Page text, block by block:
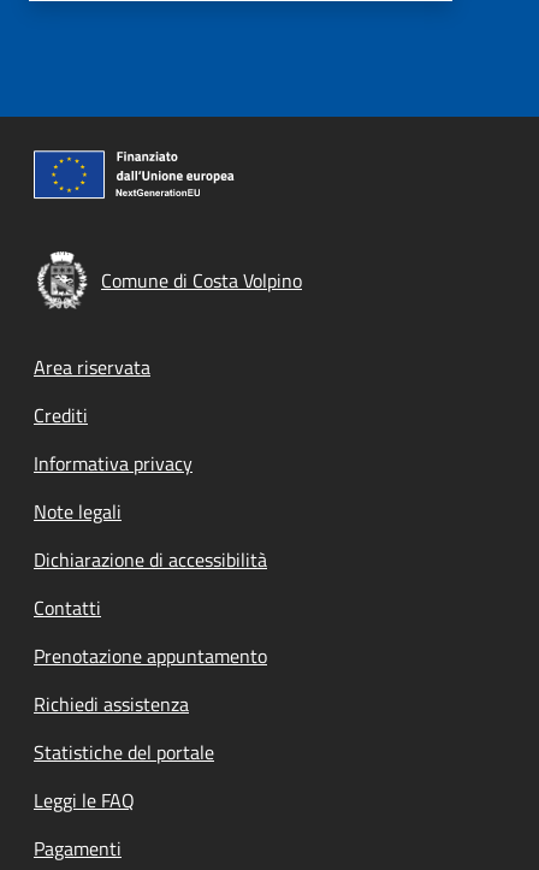
Comune di Costa Volpino
Footer menu
Area riservata
Crediti
Informativa privacy
Note legali
Dichiarazione di accessibilità
Contatti
Prenotazione appuntamento
Richiedi assistenza
Statistiche del portale
Leggi le FAQ
Pagamenti